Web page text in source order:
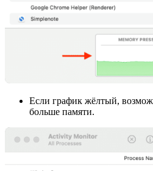
Если график жёлтый,
больше памяти.